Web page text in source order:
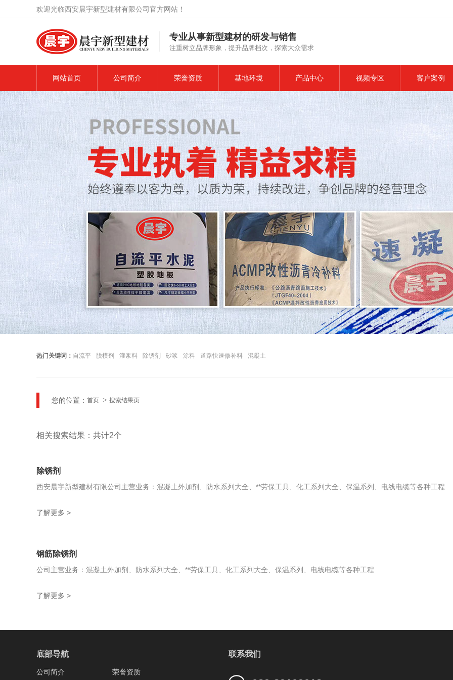
欢迎光临西安晨宇新型建材有限公司官方网站！
专业从事新型建材的研发与销售
注重树立品牌形象，提升品牌档次，探索大众需求
网站首页 公司简介 荣誉资质 基地环境 产品中心 视频专区 客户案例
热门关键词： 自流平 脱模剂 灌浆料 除锈剂 砂浆 涂料 道路快速修补料 混凝土
您的位置： 首页 搜索结果页
相关搜索结果：共计2个
除锈剂
西安晨宇新型建材有限公司主营业务：混凝土外加剂、防水系列大全、**劳保工具、化工系列大全、保温系列、电线电缆等各种工程
了解更多 >
钢筋除锈剂
公司主营业务：混凝土外加剂、防水系列大全、**劳保工具、化工系列大全、保温系列、电线电缆等各种工程
了解更多 >
底部导航
公司简介 荣誉资质
联系我们